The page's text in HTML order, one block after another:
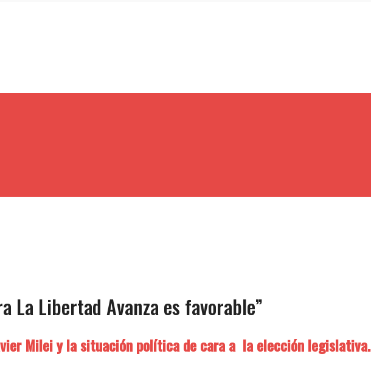
La Libertad Avanza es favorable”
Milei y la situación política de cara a la elección legislativa.